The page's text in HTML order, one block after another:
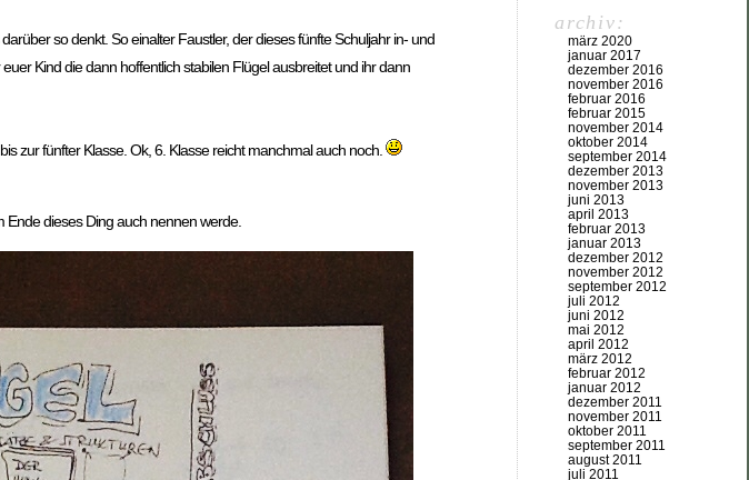
so denkt. So einalter Faustler, der dieses fünfte Schuljahr in- und
Kind die dann hoffentlich stabilen Flügel ausbreitet und ihr dann
zur fünfter Klasse. Ok, 6. Klasse reicht manchmal auch noch.
dieses Ding auch nennen werde.
archiv:
märz 2020
januar 2017
dezember 2016
november 2016
februar 2016
februar 2015
november 2014
oktober 2014
september 2014
dezember 2013
november 2013
juni 2013
april 2013
februar 2013
januar 2013
dezember 2012
november 2012
september 2012
juli 2012
juni 2012
mai 2012
april 2012
märz 2012
februar 2012
januar 2012
dezember 2011
november 2011
oktober 2011
september 2011
august 2011
juli 2011